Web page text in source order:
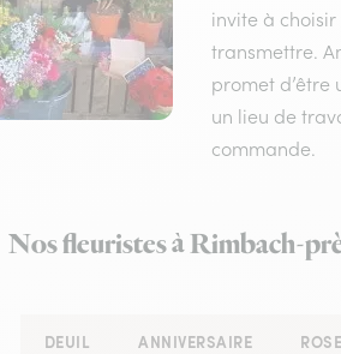
invite à
transmettre.
promet d’être
un lieu de
commande.
Nos fleuristes à Rimbach-
DEUIL ANNIVERSAIRE